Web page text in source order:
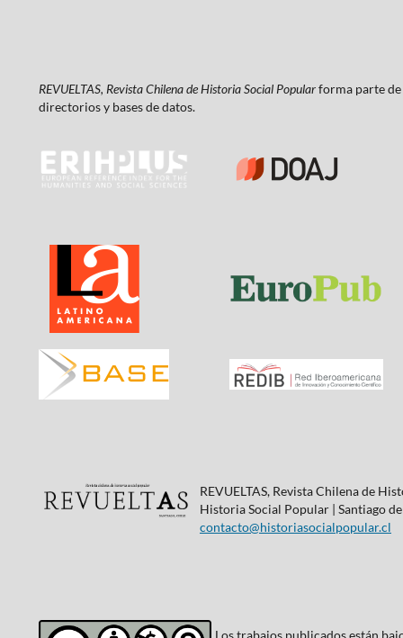
REVUELTAS, Revista Chilena de Historia Social Popularforma parte de
directorios y bases de datos.
REVUELTAS, Revista Chilena de
Historia Social Popular | Santiago
contacto@historiasocialpopular.cl
Los trabajos publicados están